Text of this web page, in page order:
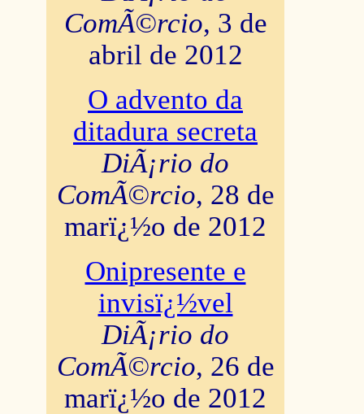
ComÃ©rcio, 3 de
abril de 2012
O advento da
ditadura secreta
DiÃ¡rio do
ComÃ©rcio, 28 de
marï¿½o de 2012
Onipresente e
invisï¿½vel
DiÃ¡rio do
ComÃ©rcio, 26 de
marï¿½o de 2012